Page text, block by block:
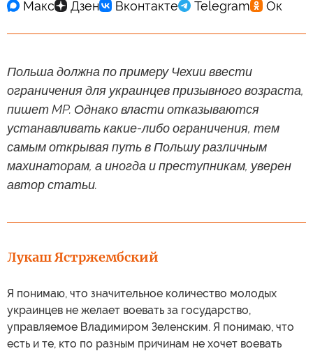
Польша должна по примеру Чехии ввести
ограничения для украинцев призывного возраста,
пишет MP. Однако власти отказываются
устанавливать какие-либо ограничения, тем
самым открывая путь в Польшу различным
махинаторам, а иногда и преступникам, уверен
автор статьи.
Лукаш Ястржембский
Я понимаю, что значительное количество молодых
украинцев не желает воевать за государство,
управляемое Владимиром Зеленским. Я понимаю, что
есть и те, кто по разным причинам не хочет воевать